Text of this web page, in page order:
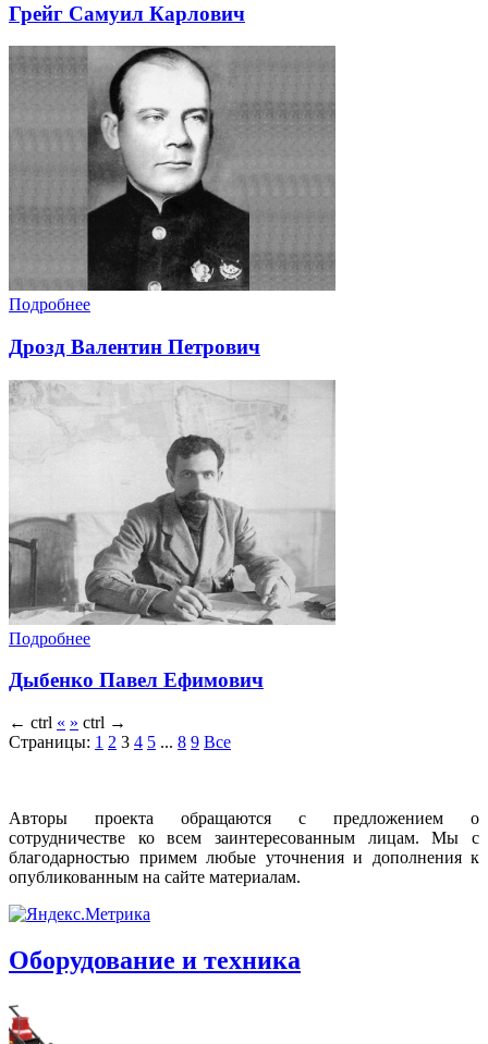
Грейг Самуил Карлович
Подробнее
Дрозд Валентин Петрович
Подробнее
Дыбенко Павел Ефимович
← ctrl « » ctrl →
Страницы: 1 2 3 4 5 ... 8 9 Все
Авторы проекта обращаются с предложением о
сотрудничестве ко всем заинтересованным лицам. Мы с
благодарностью примем любые уточнения и дополнения к
опубликованным на сайте материалам.
Оборудование и техника